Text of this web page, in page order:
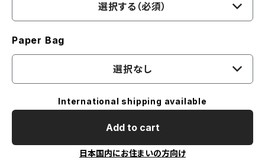
選択する（必須）
Paper Bag
選択なし
International shipping available
Add to cart
日本国内にお住まいの方向け